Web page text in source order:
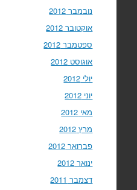
נובמבר 2012
אוקטובר 2012
ספטמבר 2012
אוגוסט 2012
יולי 2012
יוני 2012
מאי 2012
מרץ 2012
פברואר 2012
ינואר 2012
דצמבר 2011